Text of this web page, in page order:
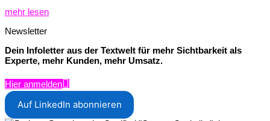
mehr lesen
Newsletter
Dein Infoletter aus der Textwelt für mehr Sichtbarkeit als
Experte, mehr Kunden, mehr Umsatz.
Hier anmelden
Auf LinkedIn abonnieren